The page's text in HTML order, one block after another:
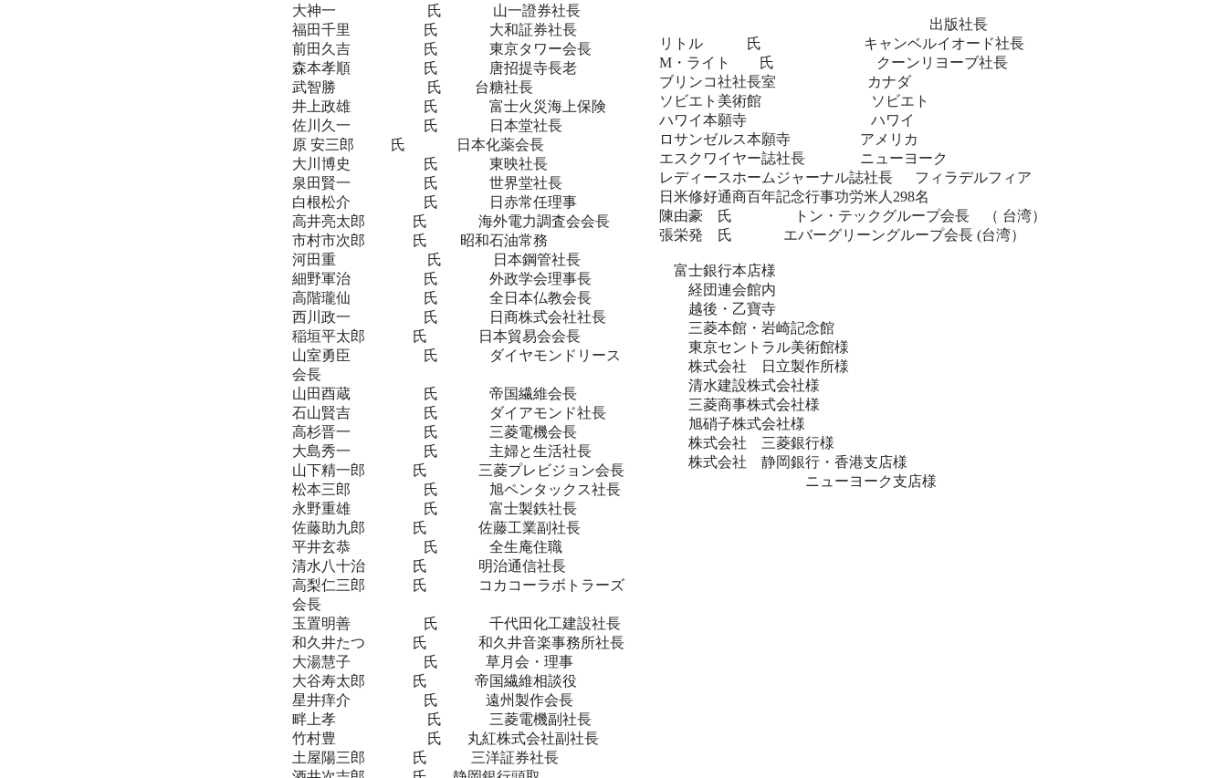
大神一 氏 山一證券社長
福田千里 氏 大和証券社長
前田久吉 氏 東京タワー会長
森本孝順 氏 唐招提寺長老
武智勝 氏 台糖社長
井上政雄 氏 富士火災海上保険
佐川久一 氏 日本堂社長
原 安三郎 氏 日本化薬会長
大川博史 氏 東映社長
泉田賢一 氏 世界堂社長
白根松介 氏 日赤常任理事
高井亮太郎 氏 海外電力調査会会長
市村市次郎 氏 昭和石油常務
河田重 氏 日本鋼管社長
細野軍治 氏 外政学会理事長
高階瓏仙 氏 全日本仏教会長
西川政一 氏 日商株式会社社長
稲垣平太郎 氏 日本貿易会会長
山室勇臣 氏 ダイヤモンドリース
会長
山田酉蔵 氏 帝国繊維会長
石山賢吉 氏 ダイアモンド社長
高杉晋一 氏 三菱電機会長
大島秀一 氏 主婦と生活社長
山下精一郎 氏 三菱プレビジョン会長
松本三郎 氏 旭ペンタックス社長
永野重雄 氏 富士製鉄社長
佐藤助九郎 氏 佐藤工業副社長
平井玄恭 氏 全生庵住職
清水八十治 氏 明治通信社長
高梨仁三郎 氏 コカコーラボトラーズ
会長
玉置明善 氏 千代田化工建設社長
和久井たつ 氏 和久井音楽事務所社長
大湯慧子 氏 草月会・理事
大谷寿太郎 氏 帝国繊維相談役
星井痒介 氏 遠州製作会長
畔上孝 氏 三菱電機副社長
竹村豊 氏 丸紅株式会社副社長
土屋陽三郎 氏 三洋証券社長
出版社長
リトル 氏 キャンベルイオード社長
M・ライト 氏 クーンリヨーブ社長
ブリンコ社社長室 カナダ
ソビエト美術館 ソビエト
ハワイ本願寺 ハワイ
ロサンゼルス本願寺 アメリカ
エスクワイヤー誌社長 ニューヨーク
レディースホームジャーナル誌社長 フィラデルフィア
日米修好通商百年記念行事功労米人298名
陳由豪 氏 トン・テックグループ会長 （ 台湾）
張栄発 氏 エバーグリーングループ会長 (台湾）
富士銀行本店様
経団連会館内
越後・乙寶寺
三菱本館・岩崎記念館
東京セントラル美術館様
株式会社 日立製作所様
清水建設株式会社様
三菱商事株式会社様
旭硝子株式会社様
株式会社 三菱銀行様
株式会社 静岡銀行・香港支店様
ニューヨーク支店様